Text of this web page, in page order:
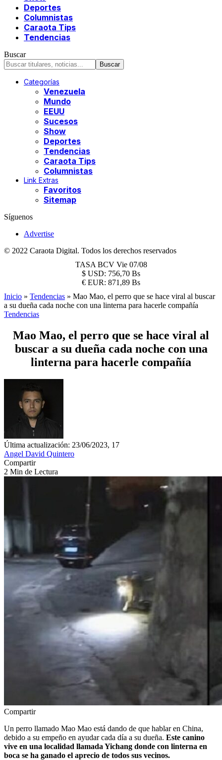
Deportes
Columnistas
Caraota Tips
Tendencias
Buscar
Categorías
Venezuela
Mundo
EEUU
Sucesos
Show
Deportes
Tendencias
Caraota Tips
Columnistas
Link Extras
Favoritos
Sitemap
Síguenos
Advertise
© 2022 Caraota Digital. Todos los derechos reservados
TASA BCV Vie 07/08
$ USD: 756,70 Bs
€ EUR: 871,89 Bs
Inicio » Tendencias » Mao Mao, el perro que se hace viral al buscar
a su dueña cada noche con una linterna para hacerle compañía
Tendencias
Mao Mao, el perro que se hace viral al
buscar a su dueña cada noche con una
linterna para hacerle compañía
Última actualización: 23/06/2023, 17
Angel David Quintero
Compartir
2 Min de Lectura
Compartir
Un perro llamado Mao Mao está dando de que hablar en China,
debido a su empeño en ayudar cada día a su dueña. Este canino
vive en una localidad llamada Yichang donde con linterna en
boca se ha ganado el aprecio de todos sus vecinos.